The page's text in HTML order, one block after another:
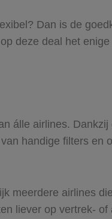
Dan is de
deze deal het
álle airlines.
handige filters en
meerdere airlines
liever op vertrek-